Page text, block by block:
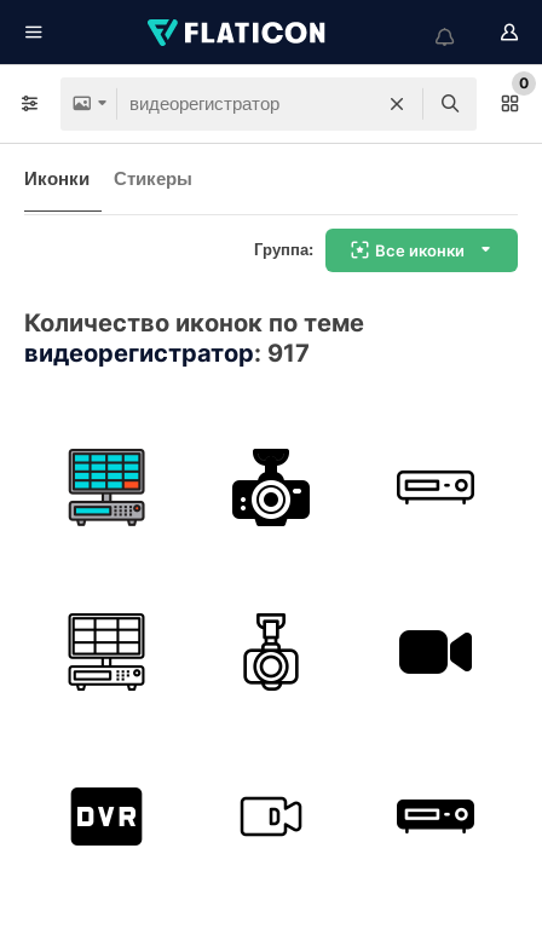
0
Иконки Стикеры
Группа: Все иконки
Количество иконок по теме
видеорегистратор: 917